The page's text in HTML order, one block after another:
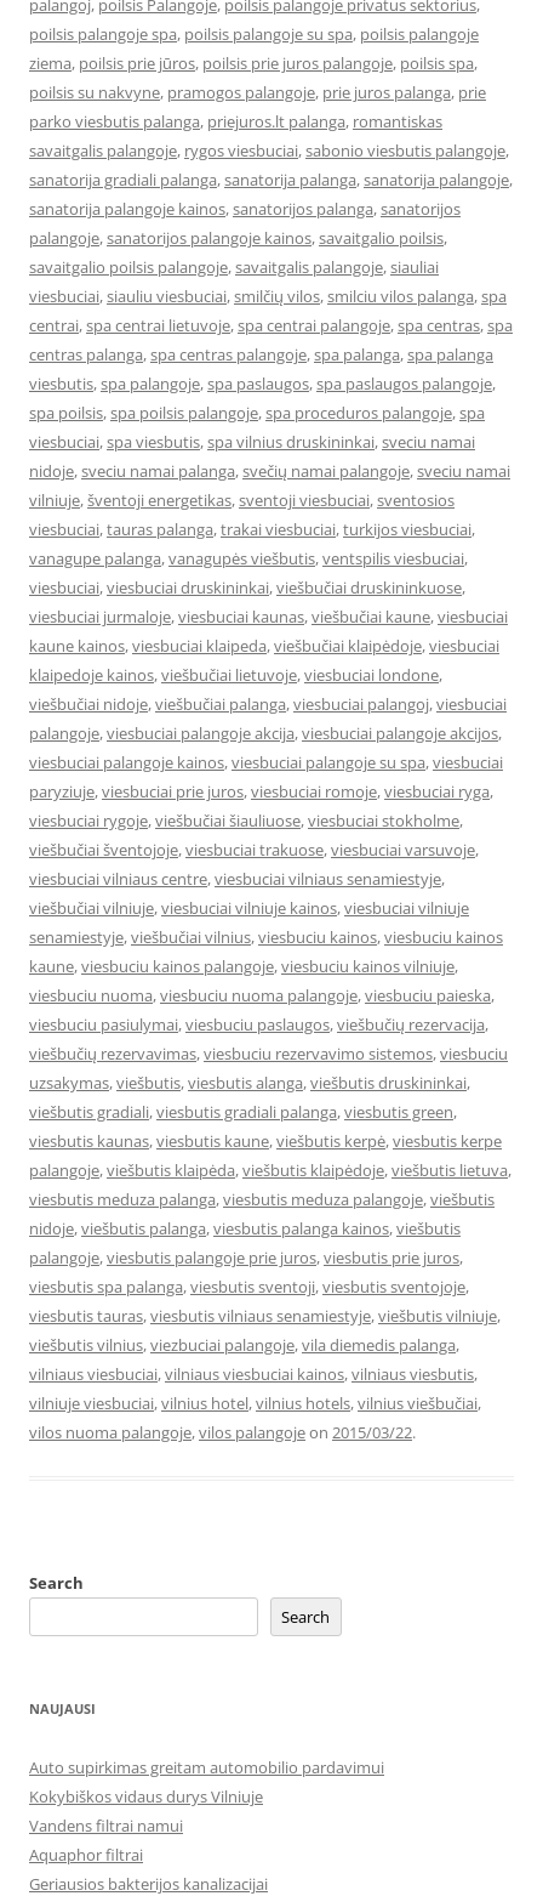
palangoj, poilsis Palangoje, poilsis palangoje privatus sektorius,
poilsis palangoje spa, poilsis palangoje su spa, poilsis palangoje
ziema, poilsis prie jūros, poilsis prie juros palangoje, poilsis spa,
poilsis su nakvyne, pramogos palangoje, prie juros palanga, prie
parko viesbutis palanga, priejuros.lt palanga, romantiskas
savaitgalis palangoje, rygos viesbuciai,sabonio viesbutis palangoje,
sanatorija gradiali palanga,sanatorija palanga,sanatorija palangoje,
sanatorija palangoje kainos,sanatorijos palanga,sanatorijos
palangoje,sanatorijos palangoje kainos,savaitgalio poilsis,
savaitgalio poilsis palangoje,savaitgalis palangoje,siauliai
viesbuciai,siauliu viesbuciai,smilčių vilos,smilciu vilos palanga,spa
centrai,spa centrai lietuvoje,spa centrai palangoje,spa centras,spa
centras palanga,spa centras palangoje,spa palanga,spa palanga
viesbutis,spa palangoje,spa paslaugos,spa paslaugos palangoje,
spa poilsis,spa poilsis palangoje,spa proceduros palangoje,spa
viesbuciai,spa viesbutis,spa vilnius druskininkai,sveciu namai
nidoje,sveciu namai palanga,svečių namai palangoje,sveciu namai
vilniuje,šventoji energetikas,sventoji viesbuciai,sventosios
viesbuciai,tauras palanga,trakai viesbuciai,turkijos viesbuciai,
vanagupe palanga,vanagupės viešbutis,ventspilis viesbuciai,
viesbuciai,viesbuciai druskininkai,viešbučiai druskininkuose,
viesbuciai jurmaloje,viesbuciai kaunas,viešbučiai kaune,viesbuciai
kaune kainos,viesbuciai klaipeda,viešbučiai klaipėdoje,viesbuciai
klaipedoje kainos,viešbučiai lietuvoje,viesbuciai londone,
viešbučiai nidoje,viešbučiai palanga,viesbuciai palangoj,viesbuciai
palangoje,viesbuciai palangoje akcija,viesbuciai palangoje akcijos,
viesbuciai palangoje kainos,viesbuciai palangoje su spa,viesbuciai
paryziuje,viesbuciai prie juros,viesbuciai romoje,viesbuciai ryga,
viesbuciai rygoje,viešbučiai šiauliuose,viesbuciai stokholme,
viešbučiai šventojoje,viesbuciai trakuose,viesbuciai varsuvoje,
viesbuciai vilniaus centre,viesbuciai vilniaus senamiestyje,
viešbučiai vilniuje,viesbuciai vilniuje kainos,viesbuciai vilniuje
senamiestyje,viešbučiai vilnius,viesbuciu kainos,viesbuciu kainos
kaune,viesbuciu kainos palangoje,viesbuciu kainos vilniuje,
viesbuciu nuoma,viesbuciu nuoma palangoje,viesbuciu paieska,
viesbuciu pasiulymai,viesbuciu paslaugos,viešbučių rezervacija,
viešbučių rezervavimas,viesbuciu rezervavimo sistemos,viesbuciu
uzsakymas,viešbutis,viesbutis alanga,viešbutis druskininkai,
viešbutis gradiali,viesbutis gradiali palanga,viesbutis green,
viesbutis kaunas,viesbutis kaune,viešbutis kerpė,viesbutis kerpe
palangoje,viešbutis klaipėda,viešbutis klaipėdoje,viešbutis lietuva,
viesbutis meduza palanga,viesbutis meduza palangoje,viešbutis
nidoje,viešbutis palanga,viesbutis palanga kainos,viešbutis
palangoje,viesbutis palangoje prie juros,viesbutis prie juros,
viesbutis spa palanga,viesbutis sventoji,viesbutis sventojoje,
viesbutis tauras,viesbutis vilniaus senamiestyje,viešbutis vilniuje,
viešbutis vilnius,viezbuciai palangoje,vila diemedis palanga,
vilniaus viesbuciai,vilniaus viesbuciai kainos,vilniaus viesbutis,
vilniuje viesbuciai,vilnius hotel,vilnius hotels,vilnius viešbučiai,
vilos nuoma palangoje,vilos palangojeon 2015/03/22.
Search
Search
NAUJAUSI
Auto supirkimas greitam automobilio pardavimui
Kokybiškos vidaus durys Vilniuje
Vandens filtrai namui
Aquaphor filtrai
Geriausios bakterijos kanalizacijai